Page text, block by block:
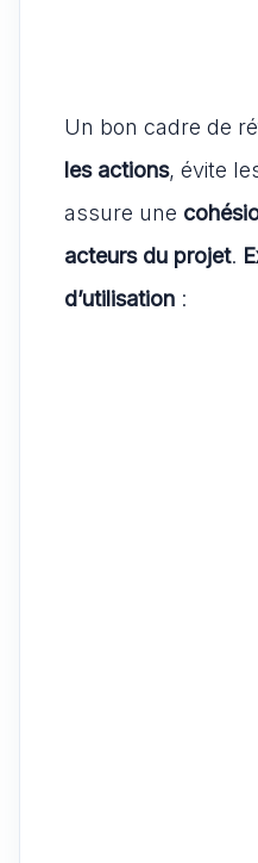
Un bon cadre de
les actions, évite
assure une
acteurs du projet.
d’utilisation :